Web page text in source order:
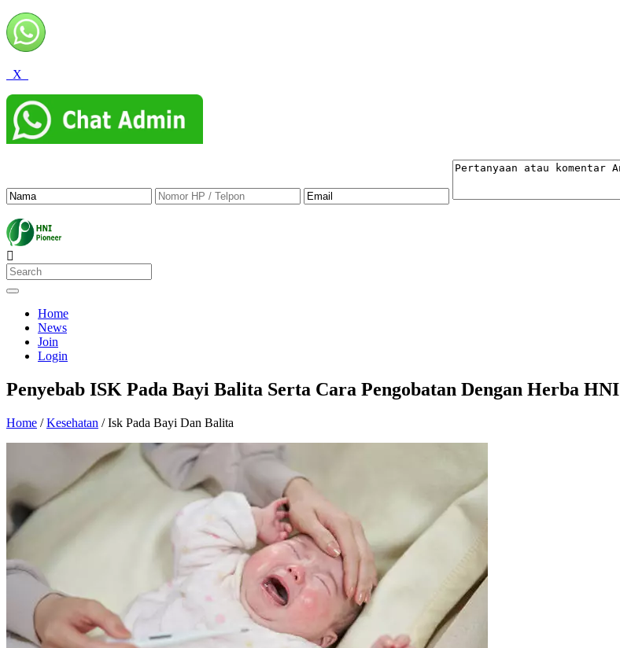
X
Home
News
Join
Login
Penyebab ISK Pada Bayi Balita Serta Cara Pengobatan Dengan Herba HNI
Home /Kesehatan / Isk Pada Bayi Dan Balita